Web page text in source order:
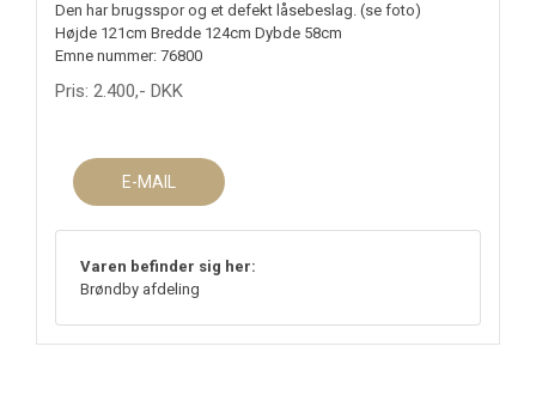
Den har brugsspor og et defekt låsebeslag. (se foto)
Højde 121cm Bredde 124cm Dybde 58cm
Emne nummer: 76800
Pris: 2.400,- DKK
E-MAIL
Varen befinder sig her:
Brøndby afdeling